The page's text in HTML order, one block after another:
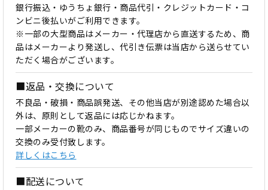
銀行振込・ゆうちょ銀行・商品代引・クレジットカード・コ
ンビニ後払いがご利用できます。
※一部の大型商品はメーカー・代理店から直送するため、商
品はメーカーより発送し、代引き伝票は当店から送らせてい
ただく場合がございます。
■返品・交換について
不良品・破損・商品誤発送、その他当店が別途認めた場合以
外は、原則として返品には応じかねます。
一部メーカーの靴のみ、商品番号が同じものでサイズ違いの
交換のみ受付致します。
詳しくはこちら
■配送について